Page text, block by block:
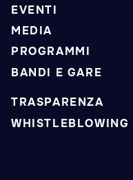
EVENTI
MEDIA
PROGRAMMI
BANDI E GARE
TRASPARENZA
WHISTLEBLOWING